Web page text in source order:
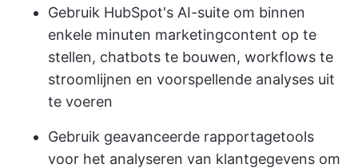
Gebruik HubSpot's AI-suite om binnen
enkele minuten marketingcontent op te
stellen, chatbots te bouwen, workflows te
stroomlijnen en voorspellende analyses uit
te voeren
Gebruik geavanceerde rapportagetools
voor het analyseren van klantgegevens om